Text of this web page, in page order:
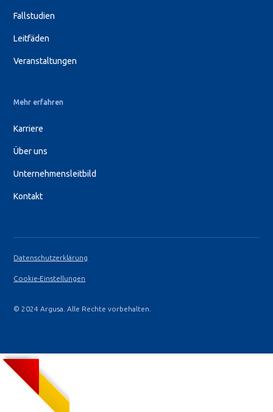
Fallstudien
Leitfäden
Veranstaltungen
Mehr erfahren
Karriere
Über uns
Unternehmensleitbild
Kontakt
© 2024 Argusa. Alle Rechte vorbehalten.
Datenschutzerklärung
Cookie-Einstellungen